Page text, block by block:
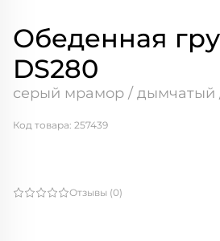
Обеденная
DS280
серый мрамор / дымчатый
Отзывы (0)
Код товара: 257439